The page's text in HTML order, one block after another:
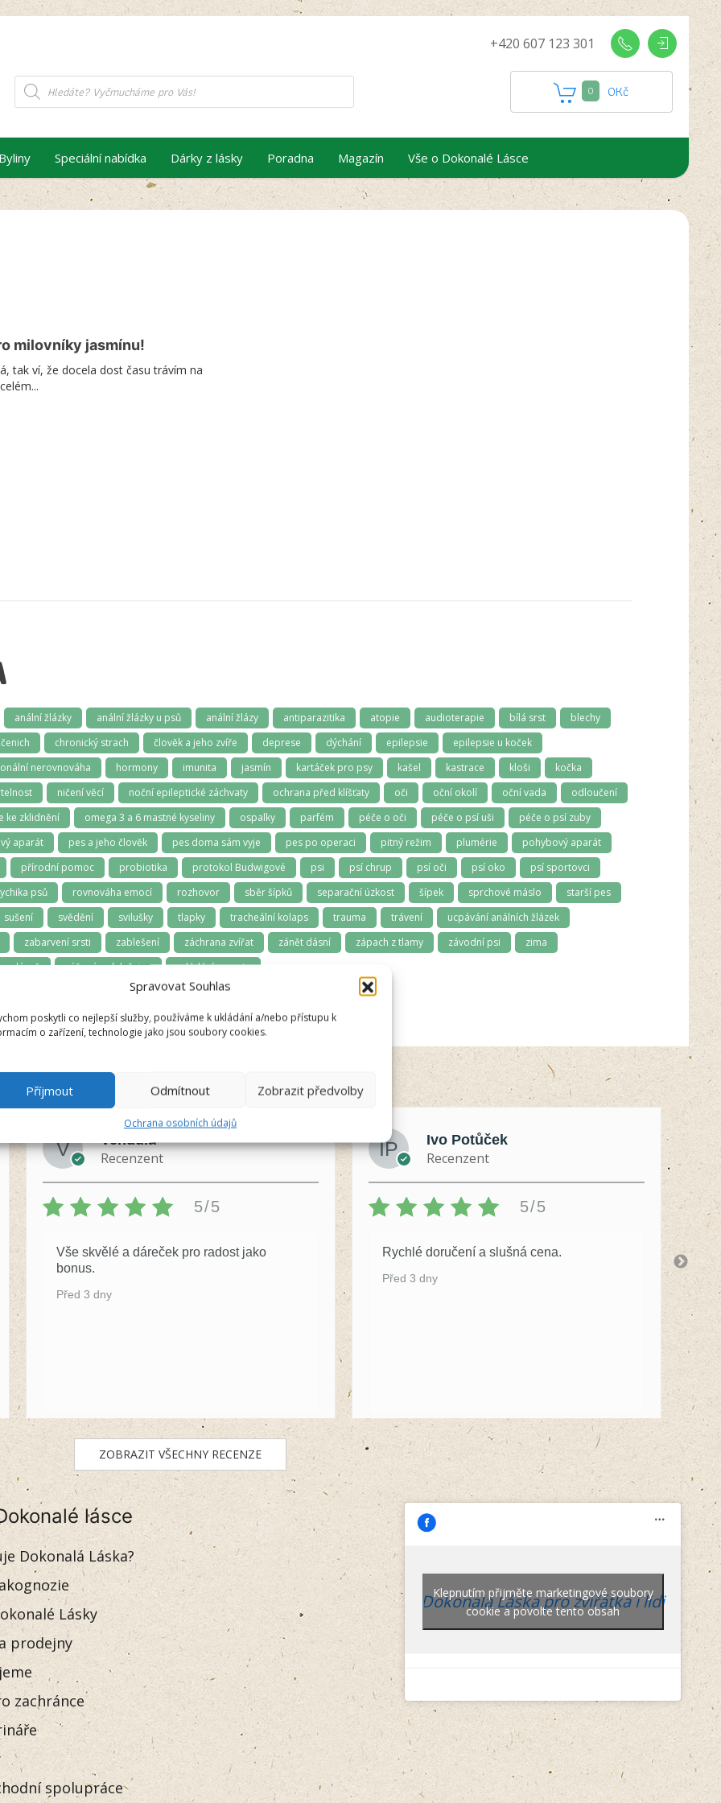
Spravovat Souhlas
poskytli co nejlepší služby, používáme k ukládání a/nebo přístupu k
o zařízení, technologie jako jsou soubory cookies.
Příjmout Odmítnout Zobrazit předvolby
Ochrana osobních údajů
+420 607 123 301
Products
search 0 0Kč
Byliny Speciální nabídka Dárky z lásky Poradna Magazín Vše o Dokonalé Lásce
milovníky jasmínu!
tak ví, že docela dost času trávím na
anální žlázky anální žlázky u psů anální žlázy antiparazitika atopie audioterapie bílá srst
blechy
čenich chronický strach člověk a jeho zvíře deprese dýchání epilepsie
epilepsie u koček
nerovnováha hormony imunita jasmín kartáček pro psy kašel kastrace kloši
kočka
ničení věcí noční epileptické záchvaty ochrana před klíšťaty oči oční okolí oční vada
odloučení
ke zklidnění omega 3 a 6 mastné kyseliny ospalky parfém péče o oči péče o psí uši
péče o psí zuby
aparát pes a jeho člověk pes doma sám vyje pes po operaci pitný režim plumérie
pohybový aparát
přírodní pomoc probiotika protokol Budwigové psi psí chrup psí oči psí oko
psí sportovci
psů rovnováha emocí rozhovor sběr šípků separační úzkost šípek sprchové máslo
starší pes
sušení svědění svilušky tlapky tracheální kolaps trauma trávení
ucpávání análních žlázek
zabarvení srsti zablešení záchrana zvířat zánět dásní zápach z tlamy závodní psi
zima
a dásně zúžená průdušnice zvládání samoty
Vendula
Recenzent
5/5
Vše skvělé a dáreček pro radost jako
bonus.
Před 3 dny
Ivo Potůček
Recenzent
5/5
Rychlé doručení a slušná cena.
Před 3 dny
ZOBRAZIT VŠECHNY RECENZE
lásce
Dokonalá Láska?
Lásky
prodejny
zachránce
spolupráce
Dokonalá Láska pro zvířátka i lidi
Klepnutím přijměte marketingové soubory
cookie a povolte tento obsah